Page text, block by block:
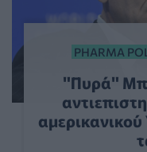
PHARMA
"Πυρά"